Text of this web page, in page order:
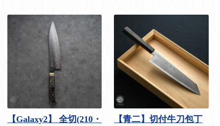
【Galaxy2】 全切(210・
【青二】切付牛刀包丁